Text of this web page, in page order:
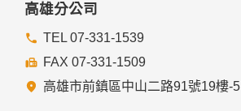
高雄分公司
TEL 07-331-1539
FAX 07-331-1509
高雄市前鎮區中山二路91號19樓-5